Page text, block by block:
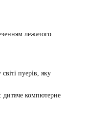
лежачого
пуерів, яку
дитяче компютерне